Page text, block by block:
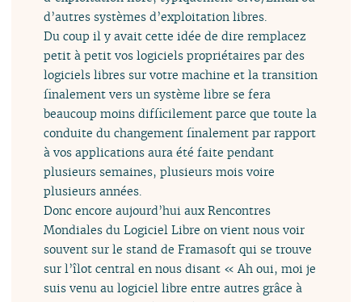
d’autres systèmes d’exploitation libres.
Du coup il y avait cette idée de dire remplacez
petit à petit vos logiciels propriétaires par des
logiciels libres sur votre machine et la transition
finalement vers un système libre se fera
beaucoup moins difficilement parce que toute la
conduite du changement finalement par rapport
à vos applications aura été faite pendant
plusieurs semaines, plusieurs mois voire
plusieurs années.
Donc encore aujourd’hui aux Rencontres
Mondiales du Logiciel Libre on vient nous voir
souvent sur le stand de Framasoft qui se trouve
sur l’îlot central en nous disant « Ah oui, moi je
suis venu au logiciel libre entre autres grâce à